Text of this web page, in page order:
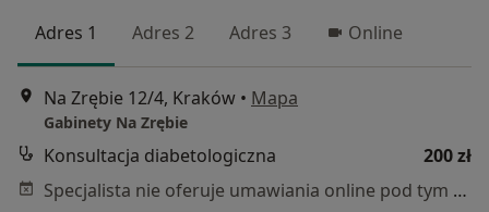
Adres 1 Adres 2 Adres 3 Online
Na Zrębie 12/4, Kraków • Mapa
Gabinety Na Zrębie
Konsultacja diabetologiczna
200 zł
Specjalista nie oferuje umawiania online pod tym adresem.